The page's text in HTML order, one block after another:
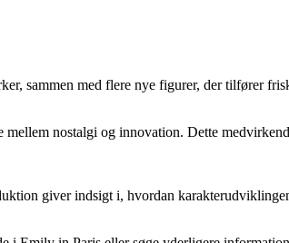
sammen med flere nye figurer, der tilfører
nostalgi og innovation. Dette
giver indsigt i, hvordan